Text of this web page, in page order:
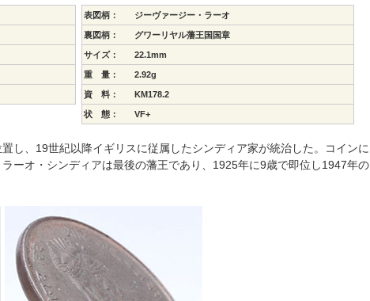
表図柄： ジーヴァージー・ラーオ
裏図柄： グワーリヤル藩王国国章
サイズ： 22.1mm
重 量： 2.92g
資 料： KM178.2
状 態： VF+
し、19世紀以降イギリスに従属したシンディア家が統治した。コインに
ーオ・シンディアは最後の藩王であり、1925年に9歳で即位し1947年の